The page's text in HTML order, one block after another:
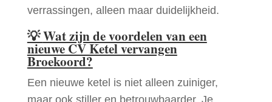
verrassingen, alleen maar duidelijkheid.
💡Wat zijn de voordelen van een
nieuwe CV Ketel vervangen
Broekoord?
Een nieuwe ketel is niet alleen zuiniger,
maar ook stiller en betrouwbaarder. Je